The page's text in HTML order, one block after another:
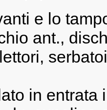
e lo
ant.,
in entrata